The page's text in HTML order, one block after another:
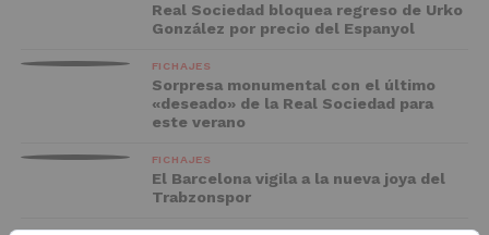
Real Sociedad bloquea regreso de Urko
González por precio del Espanyol
FICHAJES
Sorpresa monumental con el último
«deseado» de la Real Sociedad para
este verano
FICHAJES
El Barcelona vigila a la nueva joya del
Trabzonspor